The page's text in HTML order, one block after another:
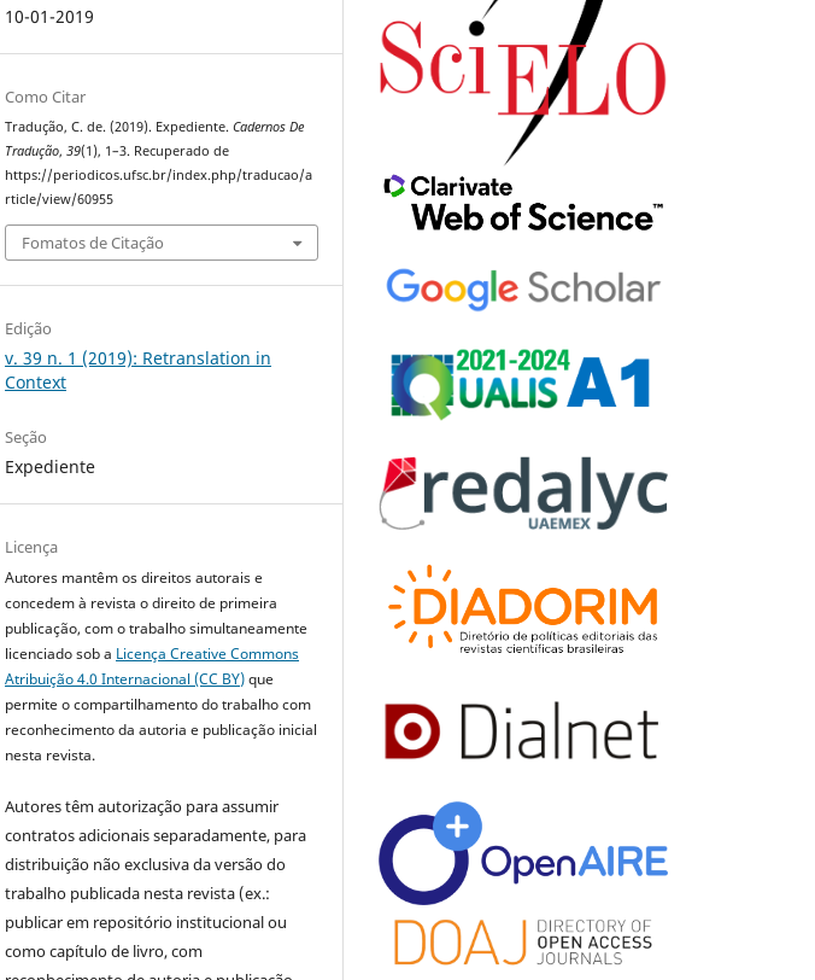
10-01-2019
Como Citar
Tradução, C. de. (2019). Expediente.Cadernos De
Tradução,39(1), 1–3. Recuperado de
https://periodicos.ufsc.br/index.php/traducao/a
rticle/view/60955
Fomatos de Citação
Edição
v. 39 n. 1 (2019): Retranslation in
Context
Seção
Expediente
Licença
Autores mantêm os direitos autorais e
concedem à revista o direito de primeira
publicação, com o trabalho simultaneamente
licenciado sob a Licença Creative Commons
Atribuição 4.0 Internacional (CC BY)que
permite o compartilhamento do trabalho com
reconhecimento da autoria e publicação inicial
nesta revista.
Autores têm autorização para assumir
contratos adicionais separadamente, para
distribuição não exclusiva da versão do
trabalho publicada nesta revista (ex.:
publicar em repositório institucional ou
como capítulo de livro, com